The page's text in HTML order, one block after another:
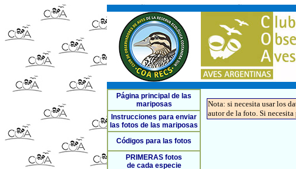
Página principal de las
mariposas
Instrucciones para enviar
las fotos de las mariposas
Códigos para las fotos
PRIMERAS fotos
de cada especie
Nota: si necesita usar los
autor de la foto. Si